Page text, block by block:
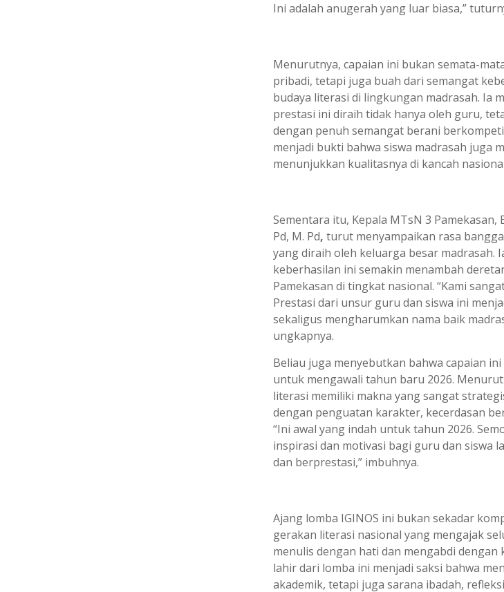
Ini adalah anugerah yang luar biasa,”
Menurutnya, capaian ini bukan semata-
pribadi, tetapi juga buah dari semangat
budaya literasi di lingkungan madrasah. Ia
prestasi ini diraih tidak hanya oleh guru,
dengan penuh semangat berani
menjadi bukti bahwa siswa madrasah juga
menunjukkan kualitasnya di kancah
Sementara itu, Kepala MTsN 3 Pamekasan,
Pd, M. Pd, turut menyampaikan rasa
yang diraih oleh keluarga besar madrasah.
keberhasilan ini semakin menambah
Pamekasan di tingkat nasional. “Kami
Prestasi dari unsur guru dan siswa ini
sekaligus mengharumkan nama baik
ungkapnya.
Beliau juga menyebutkan bahwa capaian
untuk mengawali tahun baru 2026.
literasi memiliki makna yang sangat
dengan penguatan karakter, kecerdasan
“Ini awal yang indah untuk tahun 2026.
inspirasi dan motivasi bagi guru dan siswa
dan berprestasi,” imbuhnya.
Ajang lomba IGINOS ini bukan sekadar
gerakan literasi nasional yang mengajak
menulis dengan hati dan mengabdi dengan
lahir dari lomba ini menjadi saksi bahwa
akademik, tetapi juga sarana ibadah,